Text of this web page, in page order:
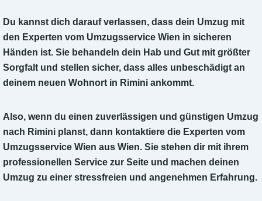
Du kannst dich darauf verlassen, dass dein Umzug mit
den Experten vom Umzugsservice Wien in sicheren
Händen ist. Sie behandeln dein Hab und Gut mit größter
Sorgfalt und stellen sicher, dass alles unbeschädigt an
deinem neuen Wohnort in Rimini ankommt.
Also, wenn du einen zuverlässigen und günstigen Umzug
nach Rimini planst, dann kontaktiere die Experten vom
Umzugsservice Wien aus Wien. Sie stehen dir mit ihrem
professionellen Service zur Seite und machen deinen
Umzug zu einer stressfreien und angenehmen Erfahrung.